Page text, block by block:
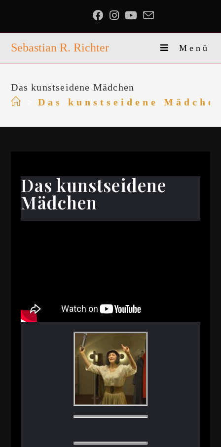
Sebastian R. Richter Menü
Das kunstseidene Mädchen
Das kunstseidene
Das kunstseidene
Mädchen